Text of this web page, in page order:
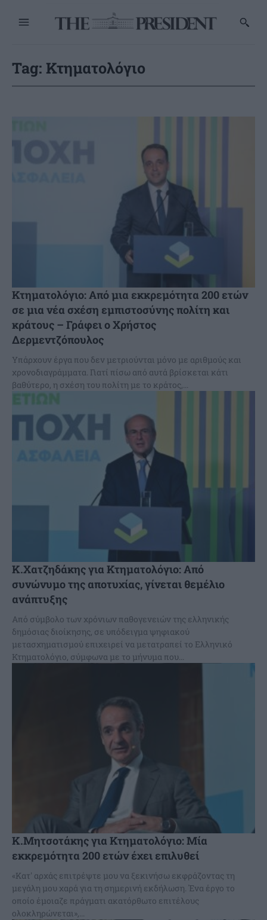
Tag: Κτηματολόγιο
Κτηματολόγιο: Από μια εκκρεμότητα 200 ετών
σε μια νέα σχέση εμπιστοσύνης πολίτη και
κράτους – Γράφει ο Χρήστος
Δερμεντζόπουλος
Υπάρχουν έργα που δεν μετριούνται μόνο με αριθμούς και
χρονοδιαγράμματα. Γιατί πίσω από αυτά βρίσκεται κάτι
βαθύτερο, η σχέση του πολίτη με το κράτος,...
Κ.Χατζηδάκης για Κτηματολόγιο: Από
συνώνυμο της αποτυχίας, γίνεται θεμέλιο
ανάπτυξης
Από σύμβολο των χρόνιων παθογενειών της ελληνικής
δημόσιας διοίκησης, σε υπόδειγμα ψηφιακού
μετασχηματισμού επιχειρεί να μετατραπεί το Ελληνικό
Κτηματολόγιο, σύμφωνα με το μήνυμα που...
Κ.Μητσοτάκης για Κτηματολόγιο: Μία
εκκρεμότητα 200 ετών έχει επιλυθεί
«Κατ' αρχάς επιτρέψτε μου να ξεκινήσω εκφράζοντας τη
μεγάλη μου χαρά για τη σημερινή εκδήλωση. Ένα έργο το
οποίο έμοιαζε πράγματι ακατόρθωτο επιτέλους
ολοκληρώνεται»,...